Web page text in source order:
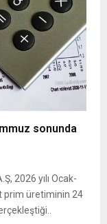
sonunda
2026 yılı Ocak-
prim üretiminin 24